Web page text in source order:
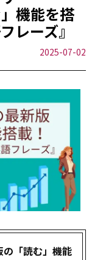
機能を搭
レーズ』
2025-07-02
の「読む」機能